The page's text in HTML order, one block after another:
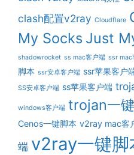
clash配置v2ray Cloudflare
My Socks Just
shadowrocket ss mac客户端 ssr mac
脚本 ssr安卓客户端 ssr苹果客户
SS安卓客户端 ss苹果客户端
windows客户端 trojan一
Cenos一键脚本 v2ray mac客
端 v2ray一键脚